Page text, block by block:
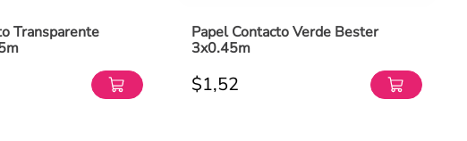
Transparente
Papel Contacto Verde Bester
3x0.45m
$1,52